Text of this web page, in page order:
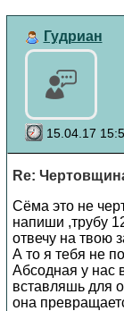
Гудриан
15.04.17
Re:
Сёма это не
напиши ,трубу
отвечу на твою
А то я тебя не
Абсодная у нас
вставляшь для
она